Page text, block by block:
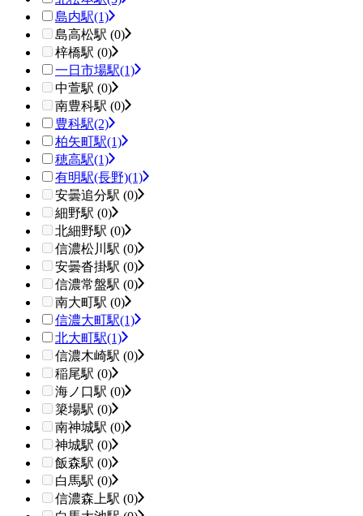
島内駅(1)
島高松駅 (0)
梓橋駅 (0)
一日市場駅(1)
中萱駅 (0)
南豊科駅 (0)
豊科駅(2)
柏矢町駅(1)
穂高駅(1)
有明駅(長野)(1)
安曇追分駅 (0)
細野駅 (0)
北細野駅 (0)
信濃松川駅 (0)
安曇沓掛駅 (0)
信濃常盤駅 (0)
南大町駅 (0)
信濃大町駅(1)
北大町駅(1)
信濃木崎駅 (0)
稲尾駅 (0)
海ノ口駅 (0)
簗場駅 (0)
南神城駅 (0)
神城駅 (0)
飯森駅 (0)
白馬駅 (0)
信濃森上駅 (0)